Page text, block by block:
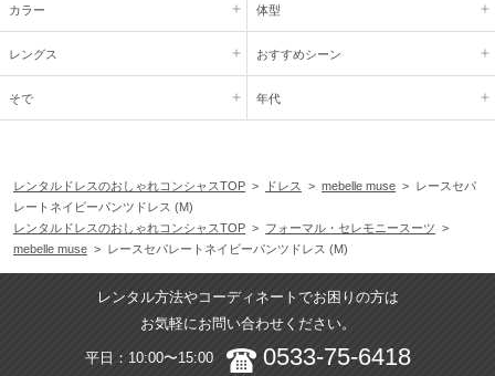
カラー 体型
レングス おすすめシーン
そで 年代
レンタルドレスのおしゃれコンシャスTOP > ドレス > mebelle muse > レースセパ
レートネイビーパンツドレス (M)
レンタルドレスのおしゃれコンシャスTOP > フォーマル・セレモニースーツ >
mebelle muse > レースセパレートネイビーパンツドレス (M)
レンタル方法やコーディネートでお困りの方は
お気軽にお問い合わせください。
平日：10:00〜15:00 0533-75-6418